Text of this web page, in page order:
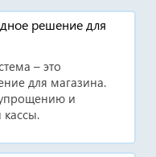
решение для
– это
для магазина.
и